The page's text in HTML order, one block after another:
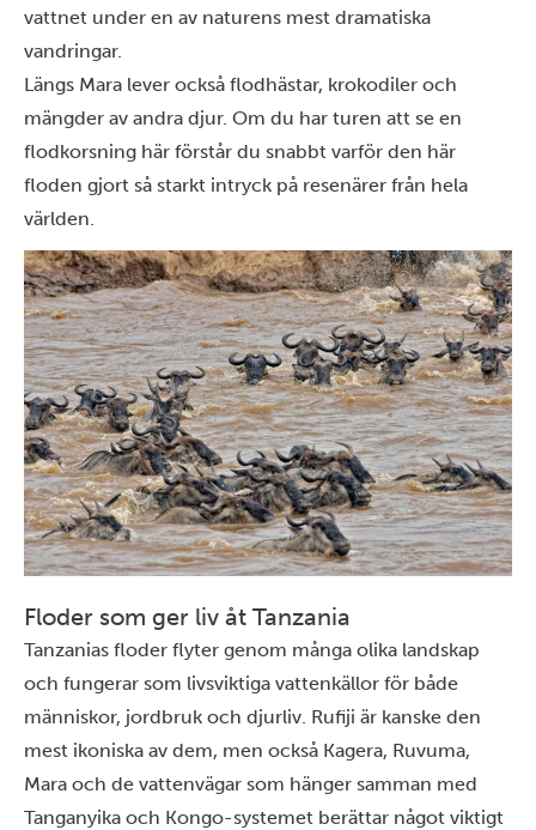
vattnet under en av naturens mest dramatiska
vandringar.
Längs Mara lever också flodhästar, krokodiler och
mängder av andra djur. Om du har turen att se en
flodkorsning här förstår du snabbt varför den här
floden gjort så starkt intryck på resenärer från hela
världen.
Floder som ger liv åt Tanzania
Tanzanias floder flyter genom många olika landskap
och fungerar som livsviktiga vattenkällor för både
människor, jordbruk och djurliv. Rufiji är kanske den
mest ikoniska av dem, men också Kagera, Ruvuma,
Mara och de vattenvägar som hänger samman med
Tanganyika och Kongo-systemet berättar något viktigt